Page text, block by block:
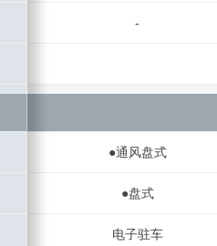
-
●通风盘式
●盘式
电子驻车